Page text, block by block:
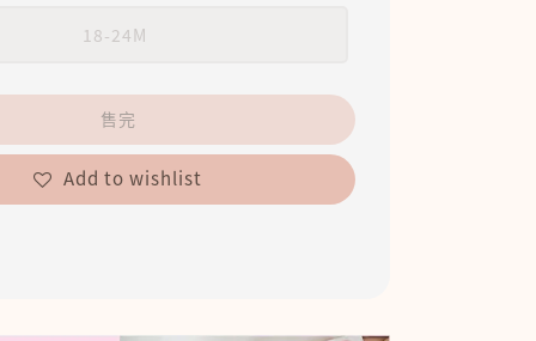
18-24M
售完
Add to wishlist